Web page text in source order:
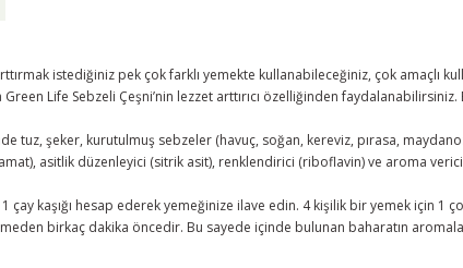
istediğiniz pek çok farklı yemekte kullanabileceğiniz, çok amaçlı
Life Sebzeli Çeşni’nin lezzet arttırıcı özelliğinden
tuz, şeker, kurutulmuş sebzeler (havuç, soğan, kereviz, pırasa,
asitlik düzenleyici (sitrik asit), renklendirici (riboflavin) ve aroma
1 çay kaşığı hesap ederek yemeğinize ilave edin. 4 kişilik bir yemek için
birkaç dakika öncedir. Bu sayede içinde bulunan baharatın